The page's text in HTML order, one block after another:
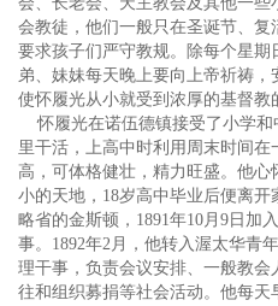
会教徒，他们一般只在圣诞节、
要求孩子们严守教规。除每个星
弟、妹妹每天晚上要向上帝祈祷
使怀履光从小就受到浓厚的基督教
怀履光在诺伍德镇接受了小学和
里干活，上高中时利用周末时间
高，可体格健壮，精力旺盛。他
小的天地，18岁高中毕业后便离
略省的金斯顿，1891年10月9日加
事。1892年2月，他转入渥太华青
理干事，负责会议安排、一般教
往和组织募捐等社会活动。他每